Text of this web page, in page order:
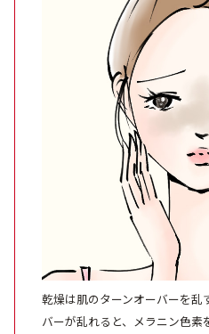
ショッピングガイド
お電話でもご注
0120-
9時〜21時 /
乾燥は肌のターンオーバーを乱
バーが乱れると、メラニン色